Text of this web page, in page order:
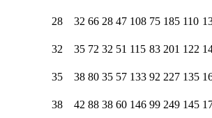
28 32 66 28 47 108 75 185 110
32 35 72 32 51 115 83 201 122
35 38 80 35 57 133 92 227 135
38 42 88 38 60 146 99 249 145